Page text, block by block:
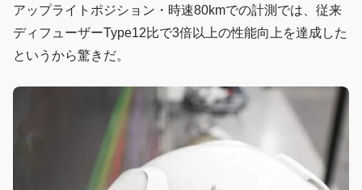
アップライトポジション・時速80kmでの計測では、従来
ディフューザーType12比で3倍以上の性能向上を達成した
というから驚きだ。